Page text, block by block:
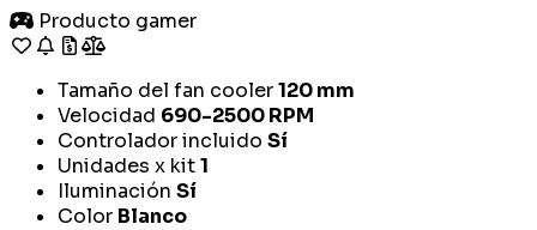
Producto gamer
Tamaño del fan cooler120 mm
Velocidad 690-2500 RPM
Controlador incluido Sí
Unidades x kit1
Iluminación Sí
Color Blanco